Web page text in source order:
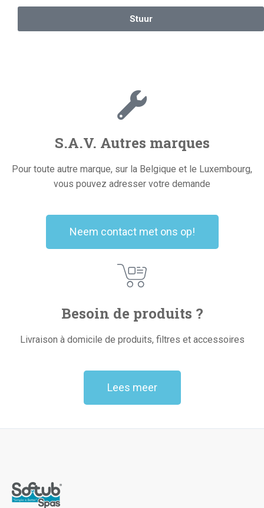
Stuur
S.A.V. Autres marques
Pour toute autre marque, sur la Belgique et le Luxembourg,
vous pouvez adresser votre demande
Neem contact met ons op!
Besoin de produits ?
Livraison à domicile de produits, filtres et accessoires
Lees meer